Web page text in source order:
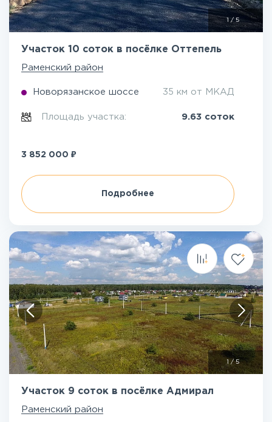
/ 5
Участок 10 соток в посёлке Оттепель
Раменский район
Новорязанское шоссе 35 км от МКАД
Площадь участка: 9.63 соток
3 852 000 ₽
Подробнее
1 /5
Участок 9 соток в посёлке Адмирал
Раменский район